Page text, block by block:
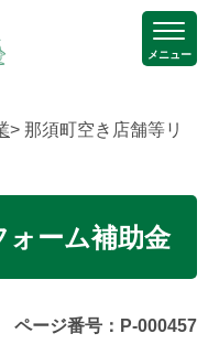
メニュー
> 那須町空き店舗等リ
ォーム補助金
ページ番号：P-000457